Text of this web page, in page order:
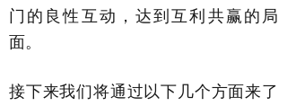
门的良性互动，达到互利共赢的局
面。
接下来我们将通过以下几个方面来了